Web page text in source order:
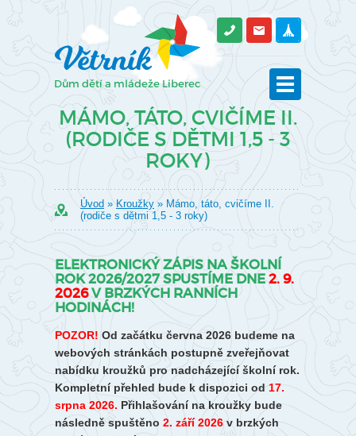
MÁMO, TÁTO, CVIČÍME II.
(RODIČE S DĚTMI 1,5 - 3
ROKY)
Úvod » Kroužky » Mámo, táto, cvičíme II.
(rodiče s dětmi 1,5 - 3 roky)
ELEKTRONICKÝ ZÁPIS NA ŠKOLNÍ
ROK 2026/2027 SPUSTÍME DNE2. 9.
2026V BRZKÝCH RANNÍCH
HODINÁCH!
POZOR! Od začátku června 2026 budeme na
webových stránkách postupně zveřejňovat
nabídku kroužků pro nadcházející školní rok.
Kompletní přehled bude k dispozici od17.
srpna 2026. Přihlašování na kroužky bude
následně spuštěno 2. září 2026 v brzkých